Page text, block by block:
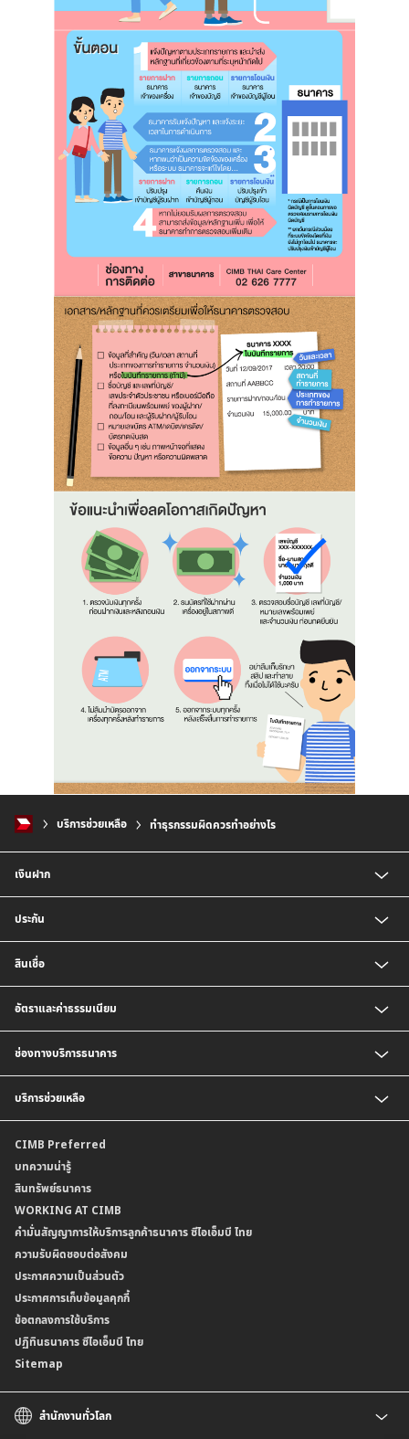
บริการช่วยเหลือ ทำธุรกรรมผิดควรทำอย่างไร
เงินฝาก
บัญชีเงินฝากประจำ
บัญชีเงินฝากเงินตราต่างประเทศ
ตารางเปรียบเทียบผลิตภัณฑ์
ประกัน
ประกันวินาศภัย
สินเชื่อ
สินเชื่อบ้าน
อัตราและค่าธรรมเนียม
อัตราดอกเบี้ยเงินฝาก
อัตราดอกเบี้ยบัญชีเงินฝากเงินตราต่างประเทศ
อัตราดอกเบี้ยเงินกู้
กำหนดระยะเวลาการขายหรือฝากเงินได้ที่เป็นเงินตราต่างประเทศ
ค่าธรรมเนียม
อัตราค่าธรรมเนียมการฝากถอนบัญชีเงินฝากเงินตราต่างประเทศ
ข้อกำหนดบัญชีเงินฝาก
เงื่อนไขและค่าธรรมเนียมที่เกี่ยวกับการให้บริการบัญชีเงินฝากเงินตราต่างประเทศ
บริการฝากเงินเข้าบัญชีธนาคาร ซีไอเอ็มบี ไทย ที่ตู้บุญเติม
ช่องทางบริการธนาคาร
CIMB THAI Connect
พร้อมเพย์
บริการเปิดบัญชีด้วยการยืนยันตัวตนรูปแบบดิจิทัล (NDID)
การขอและรับส่งข้อมูลรายการเคลื่อนไหวบัญชีเงินฝาก ในรูปแบบข้อมูลดิจิทัลระหว่าง
ธนาคาร (dStatement)
บริการยืนยันตัวตนรูปแบบดิจิทัล (NDID) เพื่อทำธรุกรรมออนไลน์กับกรมสรรพากร
บริการช่วยเหลือ
สาขาธนาคาร
ข้อมูลคุณภาพการให้บริการ
คำมั่นสัญญาการให้บริการลูกค้าธนาคาร ซีไอเอ็มบี ไทย
Form Download Center
CIMB Preferred
บทความน่ารู้
สินทรัพย์ธนาคาร
WORKING AT CIMB
คำมั่นสัญญาการให้บริการลูกค้าธนาคาร ซีไอเอ็มบี ไทย
ความรับผิดชอบต่อสังคม
ประกาศความเป็นส่วนตัว
ประกาศการเก็บข้อมูลคุกกี้
ข้อตกลงการใช้บริการ
ปฏิทินธนาคาร ซีไอเอ็มบี ไทย
Sitemap
สำนักงานทั่วโลก